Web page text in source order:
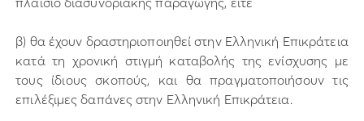
β) θα έχουν δραστηριοποιηθεί στην Ελληνική Επικράτεια
κατά τη χρονική στιγμή καταβολής της ενίσχυσης με
τους ίδιους σκοπούς, και θα πραγματοποιήσουν τις
επιλέξιμες δαπάνες στην Ελληνική Επικράτεια.